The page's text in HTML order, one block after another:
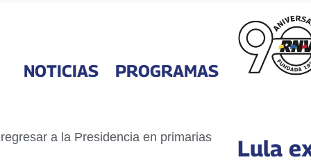
NOTICIAS PROGRAMAS
Lula